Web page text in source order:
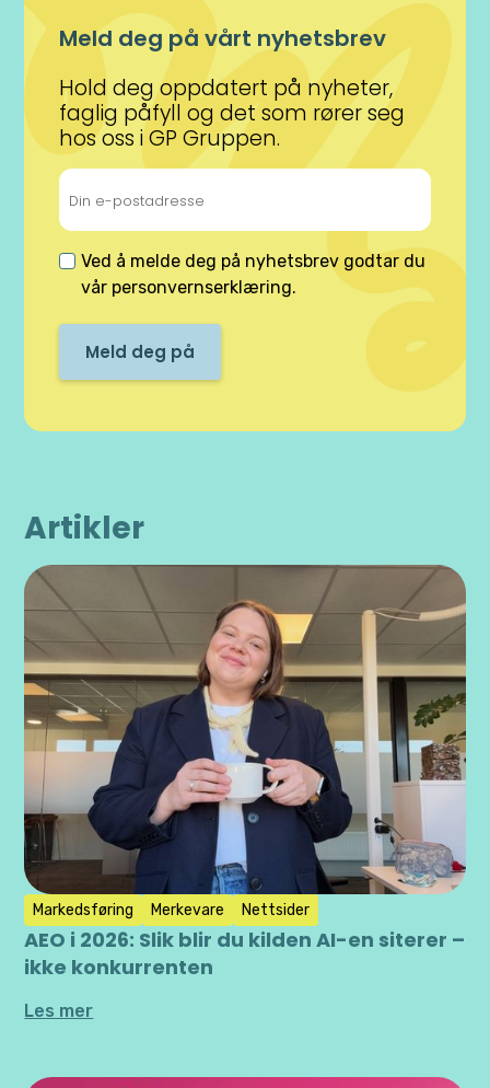
Meld deg på vårt nyhetsbrev
Hold deg oppdatert på nyheter,
faglig påfyll og det som rører seg
hos oss i GP Gruppen.
Ved å melde deg på nyhetsbrev godtar du
vår personvernserklæring.
Artikler
Markedsføring Merkevare Nettsider
AEO i 2026: Slik blir du kilden AI-en siterer –
ikke konkurrenten
Les mer